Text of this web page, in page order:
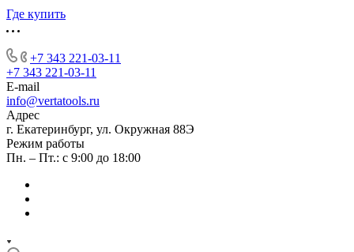
Где купить
+7 343 221-03-11
+7 343 221-03-11
E-mail
info@vertatools.ru
Адрес
г. Екатеринбург, ул. Окружная 88Э
Режим работы
Пн. – Пт.: с 9:00 до 18:00